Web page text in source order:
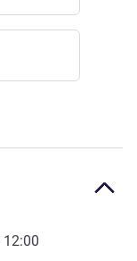
12:00